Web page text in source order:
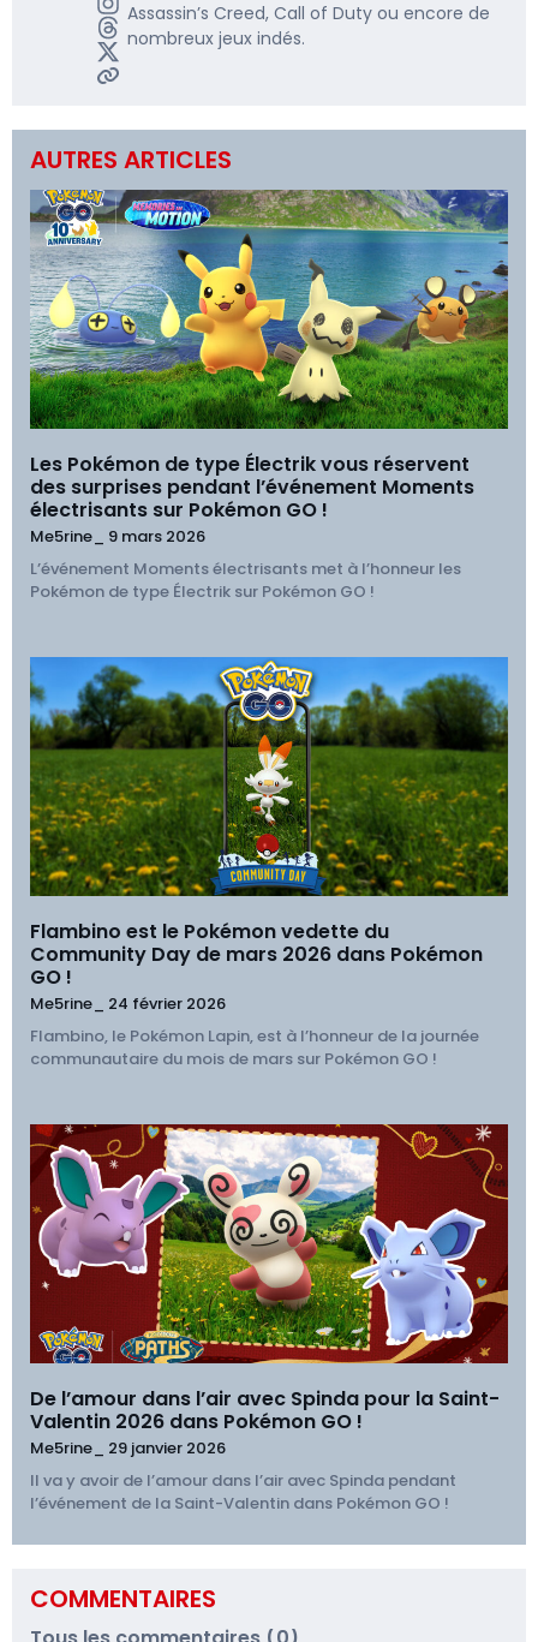
Assassin’s Creed, Call of Duty ou encore de
nombreux jeux indés.
AUTRES ARTICLES
Les Pokémon de type Électrik vous réservent
des surprises pendant l’événement Moments
électrisants sur Pokémon GO !
Me5rine_ 9 mars 2026
L’événement Moments électrisants met à l’honneur les
Pokémon de type Électrik sur Pokémon GO !
Flambino est le Pokémon vedette du
Community Day de mars 2026 dans Pokémon
GO !
Me5rine_ 24 février 2026
Flambino, le Pokémon Lapin, est à l’honneur de la journée
communautaire du mois de mars sur Pokémon GO !
De l’amour dans l’air avec Spinda pour la Saint-
Valentin 2026 dans Pokémon GO !
Me5rine_ 29 janvier 2026
Il va y avoir de l’amour dans l’air avec Spinda pendant
l’événement de la Saint-Valentin dans Pokémon GO !
COMMENTAIRES